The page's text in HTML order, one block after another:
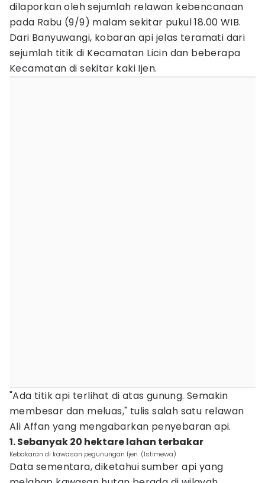
dilaporkan oleh sejumlah relawan kebencanaan
pada Rabu (9/9) malam sekitar pukul 18.00 WIB.
Dari Banyuwangi, kobaran api jelas teramati dari
sejumlah titik di Kecamatan Licin dan beberapa
Kecamatan di sekitar kaki Ijen.
"Ada titik api terlihat di atas gunung. Semakin
membesar dan meluas," tulis salah satu relawan
Ali Affan yang mengabarkan penyebaran api.
1. Sebanyak 20 hektare lahan terbakar
Kebakaran di kawasan pegunungan Ijen. (Istimewa)
Data sementara, diketahui sumber api yang